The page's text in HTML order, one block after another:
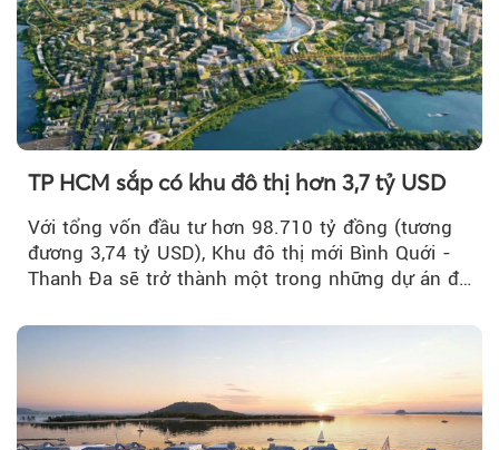
TP HCM sắp có khu đô thị hơn 3,7 tỷ USD
Với tổng vốn đầu tư hơn 98.710 tỷ đồng (tương
đương 3,74 tỷ USD), Khu đô thị mới Bình Quới -
Thanh Đa sẽ trở thành một trong những dự án đô